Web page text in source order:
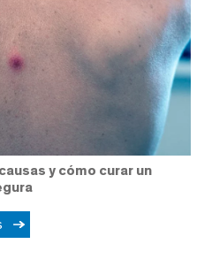
y cómo curar un